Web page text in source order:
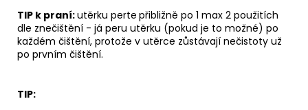
TIP k praní:utěrku perte přibližně po 1 max 2 použitích
dle znečištění - já peru utěrku (pokud je to možné) po
každém čištění, protože v utěrce zůstávají nečistoty už
po prvním čištění.
TIP: